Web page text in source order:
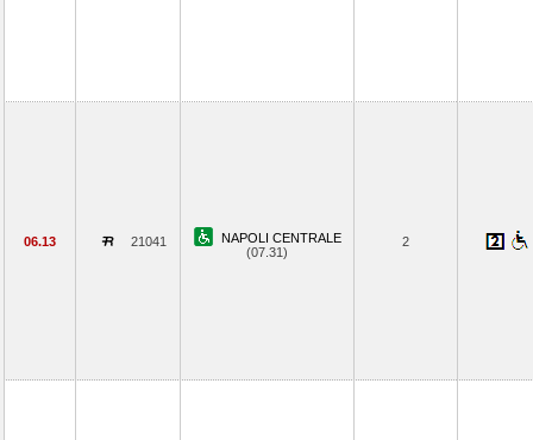
06.13 21041
NAPOLI CENTRALE
(07.31)
2